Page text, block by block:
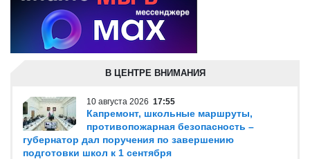
В ЦЕНТРЕ ВНИМАНИЯ
10 августа 2026 17:55
Капремонт, школьные маршруты,
противопожарная безопасность –
губернатор дал поручения по завершению
подготовки школ к 1 сентября